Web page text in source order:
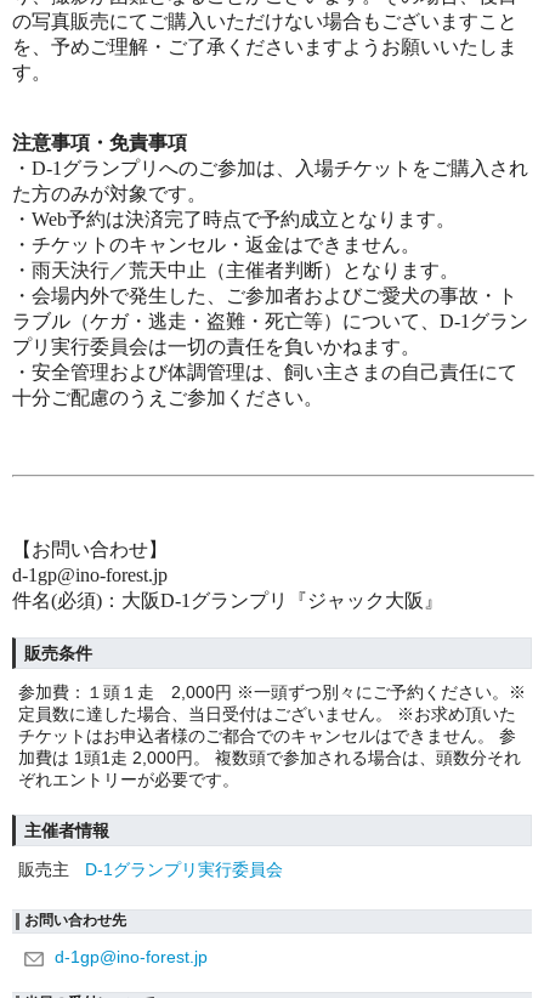
の写真販売にてご購入いただけない場合もございますこと
を、予めご理解・ご了承くださいますようお願いいたしま
す。
注意事項・免責事項
・D-1グランプリへのご参加は、入場チケットをご購入され
た方のみが対象です。
・Web予約は決済完了時点で予約成立となります。
・チケットのキャンセル・返金はできません。
・雨天決行／荒天中止（主催者判断）となります。
・会場内外で発生した、ご参加者およびご愛犬の事故・ト
ラブル（ケガ・逃走・盗難・死亡等）について、D-1グラン
プリ実行委員会は一切の責任を負いかねます。
・安全管理および体調管理は、飼い主さまの自己責任にて
十分ご配慮のうえご参加ください。
【お問い合わせ】
d-1gp@ino-forest.jp
件名(必須)：大阪D-1グランプリ『ジャック大阪』
販売条件
参加費：１頭１走 2,000円 ※一頭ずつ別々にご予約ください。※
定員数に達した場合、当日受付はございません。 ※お求め頂いた
チケットはお申込者様のご都合でのキャンセルはできません。 参
加費は 1頭1走 2,000円。 複数頭で参加される場合は、頭数分それ
ぞれエントリーが必要です。
主催者情報
販売主
D-1グランプリ実行委員会
お問い合わせ先
d-1gp@ino-forest.jp